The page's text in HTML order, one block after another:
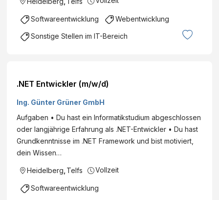
Softwareentwicklung Webentwicklung
Sonstige Stellen im IT-Bereich
.NET Entwickler (m/w/d)
Ing. Günter Grüner GmbH
Aufgaben • Du hast ein Informatikstudium abgeschlossen
oder langjährige Erfahrung als .NET-Entwickler • Du hast
Grundkenntnisse im .NET Framework und bist motiviert,
dein Wissen…
Heidelberg Telfs Vollzeit
Softwareentwicklung